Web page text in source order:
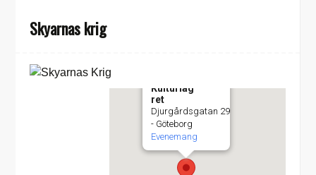
Skyarnas krig
Kulturlag
ret
Djurgårdsgatan 29
- Göteborg
Evenemang